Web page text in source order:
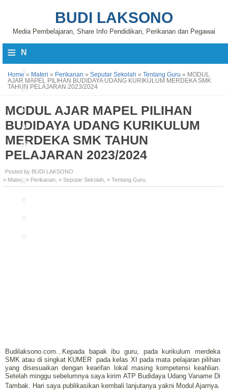
BUDI LAKSONO
Media Pembelajaran, Share Info Pendidikan, Perikanan dan Pegawai
≡ N
vi
g
a
si
M
Home » Materi » Perikanan » Seputar Sekolah » Tentang Guru » MODUL
AJAR MAPEL PILIHAN BUDIDAYA UDANG KURIKULUM MERDEKA SMK
TAHUN PELAJARAN 2023/2024
MODUL AJAR MAPEL PILIHAN
BUDIDAYA UDANG KURIKULUM
MERDEKA SMK TAHUN
PELAJARAN 2023/2024
Posted by BUDI LAKSONO
» Materi » Perikanan » Seputar Sekolah » Tentang Guru
Budilaksono.com...Kepada bapak ibu guru, pada kurikulum merdeka
SMK atau di singkat KUMER pada kelas XI pada mata pelajaran pilihan
yang disesuaikan dengan kearifan lokal masing kompetensi keahlian.
Setelah minggu sebelumnya saya kirim ATP Budidaya Udang Vaname Di
Tambak. Hari saya publikasikan kembali lanjutanya yakni Modul Ajarnya.